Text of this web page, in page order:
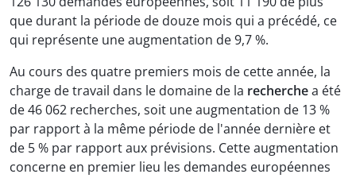
que durant la période de douze mois qui a précédé, ce
qui représente une augmentation de 9,7 %.
Au cours des quatre premiers mois de cette année, la
charge de travail dans le domaine de la recherchea été
de 46 062 recherches, soit une augmentation de 13 %
par rapport à la même période de l'année dernière et
de 5 % par rapport aux prévisions. Cette augmentation
concerne en premier lieu les demandes européennes